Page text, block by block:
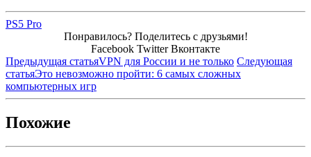
PS5 Pro
Понравилось? Поделитесь с друзьями!
Facebook Twitter Вконтакте
Предыдущая статьяVPN для России и не только Следующая
статьяЭто невозможно пройти: 6 самых сложных
компьютерных игр
Похожие